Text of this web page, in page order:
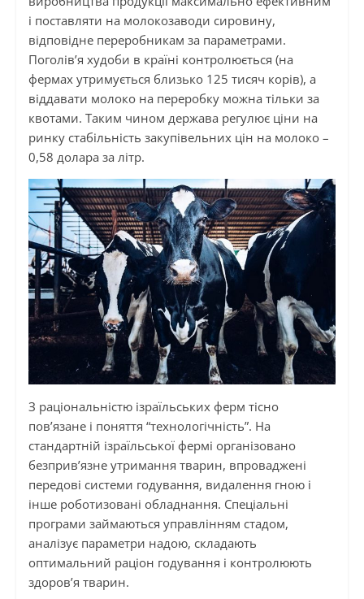
і поставляти на молокозаводи сировину,
відповідне переробникам за параметрами.
Поголів’я худоби в країні контролюється (на
фермах утримується близько 125 тисяч корів), а
віддавати молоко на переробку можна тільки за
квотами. Таким чином держава регулює ціни на
ринку стабільність закупівельних цін на молоко –
0,58 долара за літр.
З раціональністю ізраїльських ферм тісно
пов’язане і поняття “технологічність”. На
стандартній ізраїльської фермі організовано
безприв’язне утримання тварин, впроваджені
передові системи годування, видалення гною і
інше роботизовані обладнання. Спеціальні
програми займаються управлінням стадом,
аналізує параметри надою, складають
оптимальний раціон годування і контролюють
здоров’я тварин.